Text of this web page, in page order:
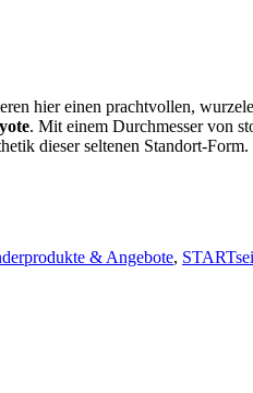
hier einen prachtvollen,
. Mit einem Durchmesser von
dieser seltenen Standort-Form.
& Angebote,